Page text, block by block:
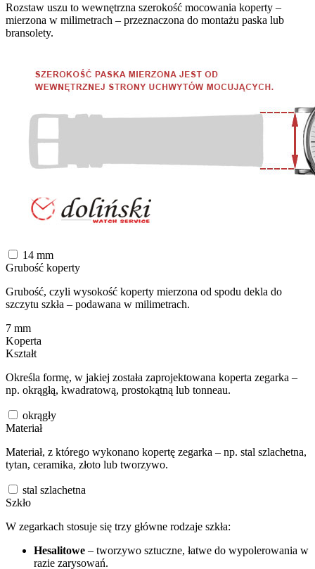
Rozstaw uszu to wewnętrzna szerokość mocowania koperty –
mierzona w milimetrach – przeznaczona do montażu paska lub
bransolety.
14 mm
Grubość koperty
Grubość, czyli wysokość koperty mierzona od spodu dekla do
szczytu szkła – podawana w milimetrach.
7 mm
Koperta
Kształt
Określa formę, w jakiej została zaprojektowana koperta zegarka –
np. okrągłą, kwadratową, prostokątną lub tonneau.
okrągły
Materiał
Materiał, z którego wykonano kopertę zegarka – np. stal szlachetna,
tytan, ceramika, złoto lub tworzywo.
stal szlachetna
Szkło
W zegarkach stosuje się trzy główne rodzaje szkła:
Hesalitowe – tworzywo sztuczne, łatwe do wypolerowania w
razie zarysowań.